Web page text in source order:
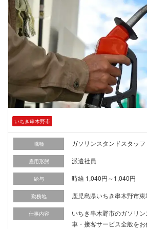
いちき串木野市
職種 ガソリンスタンドスタッフ
雇用形態 派遣社員
給与 時給 1,040円～1,040円
勤務地 鹿児島県いちき串木野市
仕事内容
いちき串木野市のガソリ
車・接客サービス全般を